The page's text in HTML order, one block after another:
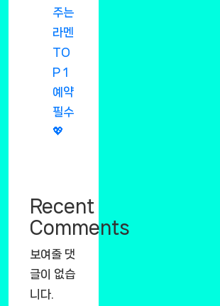
주는
라멘
TO
P 1
예약
필수
💖
Recent
Comments
보여줄 댓
글이 없습
니다.